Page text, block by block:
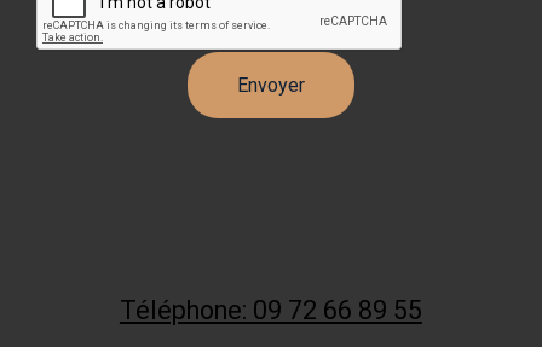
Téléphone: 09 72 66 89 55